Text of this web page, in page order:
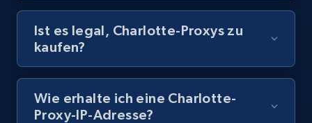
Ist es legal, Charlotte-Proxys zu
kaufen?
Wie erhalte ich eine Charlotte-
Proxy-IP-Adresse?